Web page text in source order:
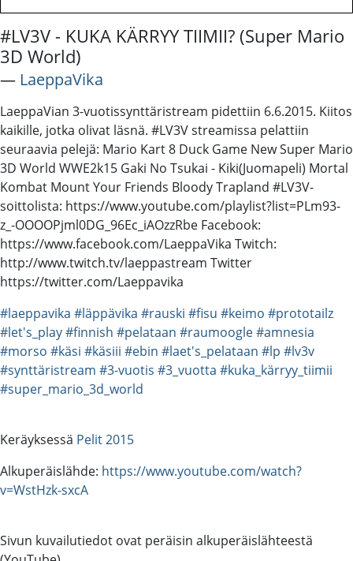
#LV3V - KUKA KÄRRYY TIIMII? (Super Mario
3D World)
― LaeppaVika
LaeppaVian 3-vuotissynttäristream pidettiin 6.6.2015. Kiitos
kaikille, jotka olivat läsnä. #LV3V streamissa pelattiin
seuraavia pelejä: Mario Kart 8 Duck Game New Super Mario
3D World WWE2k15 Gaki No Tsukai - Kiki(Juomapeli) Mortal
Kombat Mount Your Friends Bloody Trapland #LV3V-
soittolista: https://www.youtube.com/playlist?list=PLm93-
z_-OOOOPjml0DG_96Ec_iAOzzRbe Facebook:
https://www.facebook.com/LaeppaVika Twitch:
http://www.twitch.tv/laeppastream Twitter
https://twitter.com/Laeppavika
#laeppavika #läppävika #rauski #fisu #keimo #prototailz
#let's_play#finnish #pelataan #raumoogle#amnesia
#morso #käsi #käsiii #ebin #laet's_pelataan #lp #lv3v
#synttäristream #3-vuotis #3_vuotta #kuka_kärryy_tiimii
#super_mario_3d_world
Keräyksessä Pelit 2015
Alkuperäislähde: https://www.youtube.com/watch?
v=WstHzk-sxcA
Sivun kuvailutiedot ovat peräisin alkuperäislähteestä